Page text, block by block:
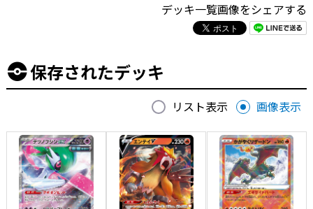
デッキ一覧画像をシェアする
保存されたデッキ
リスト表示 画像表示